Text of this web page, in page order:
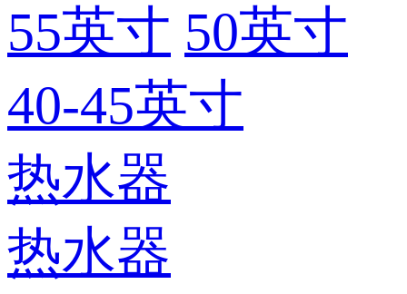
55英寸 50英寸
40-45英寸
热水器
热水器